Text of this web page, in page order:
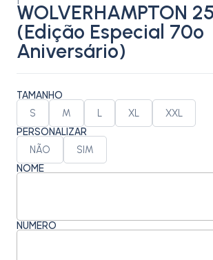
WOLVERHAMPTON
(Edição Especial 70º
Aniversário)
TAMANHO
S M L XL XXL
PERSONALIZAR
NÃO SIM
NOME
NÚMERO